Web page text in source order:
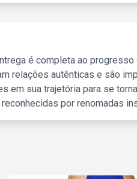
é completa ao
relações autênticas e são
em sua trajetória para se
por renomadas